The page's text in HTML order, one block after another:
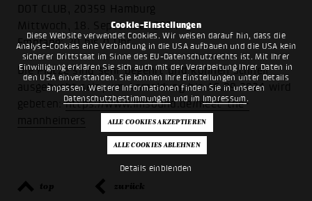
Cookie-Einstellungen
Diese Website verwendet Cookies. Wir weisen darauf hin, dass die
Analyse-Cookies eine Verbindung in die USA aufbauen und die USA kein
sicherer Drittstaat im Sinne des EU-Datenschutzrechts ist. Mit Ihrer
Einwilligung erklären Sie sich auch mit der Verarbeitung Ihrer Daten in
den USA einverstanden. Sie können Ihre Einstellungen unter Details
anpassen. Weitere Informationen finden Sie in unseren
Datenschutzbestimmungen und im Impressum .
Details einblenden
DOT CLUB, 20359 Hamburg
Mittwoch, 18. September 2024
Empfang: 20 bis 0 Uhr
Die Plätze sind sehr begehrt und können schnell
ausgebucht sein, um Anmeldung bis 16.09.2024 wird
gebeten:https://www.imsound.de/meet-the-
mannheimers
top zurück